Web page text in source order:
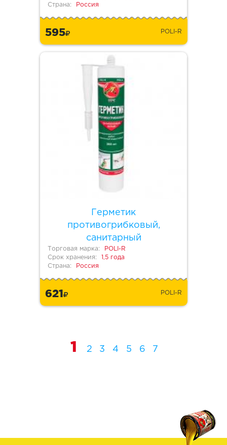
Страна:
Россия
595 POLI-R
Герметик
противогрибковый,
санитарный
Торговая марка:
POLI-R
Срок хранения:
1,5 года
Страна:
Россия
621 POLI-R
1 2 3 4 5 6 7